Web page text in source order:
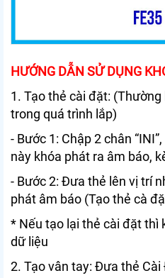
HƯỚNG DẪN SỬ DỤNG
1. Tạo thẻ cài đặt:
trong quá trình lắp)
- Bước 1: Chập 2 chân
này khóa phát ra âm báo,
- Bước 2: Đưa thẻ lên vị trí
phát âm báo (Tạo thẻ cà
* Nếu tạo lại thẻ cài đặt thì
dữ liệu
2. Tạo vân tay: Đưa thẻ